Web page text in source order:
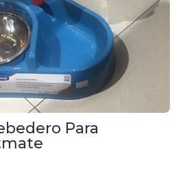
Para